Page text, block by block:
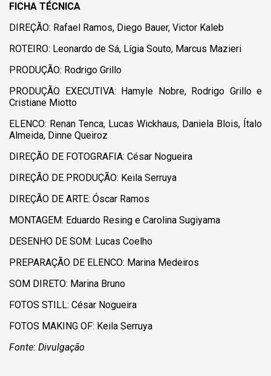
FICHA TÉCNICA
DIREÇÃO: Rafael Ramos, Diego Bauer, Victor Kaleb
ROTEIRO: Leonardo de Sá, Lígia Souto, Marcus Mazieri
PRODUÇÃO: Rodrigo Grillo
PRODUÇÃO EXECUTIVA: Hamyle Nobre, Rodrigo Grillo e
Cristiane Miotto
ELENCO: Renan Tenca, Lucas Wickhaus, Daniela Blois, Ítalo
Almeida, Dinne Queiroz
DIREÇÃO DE FOTOGRAFIA: César Nogueira
DIREÇÃO DE PRODUÇÃO: Keila Serruya
DIREÇÃO DE ARTE: Óscar Ramos
MONTAGEM: Eduardo Resing e Carolina Sugiyama
DESENHO DE SOM: Lucas Coelho
PREPARAÇÃO DE ELENCO: Marina Medeiros
SOM DIRETO: Marina Bruno
FOTOS STILL: César Nogueira
FOTOS MAKING OF: Keila Serruya
Fonte: Divulgação